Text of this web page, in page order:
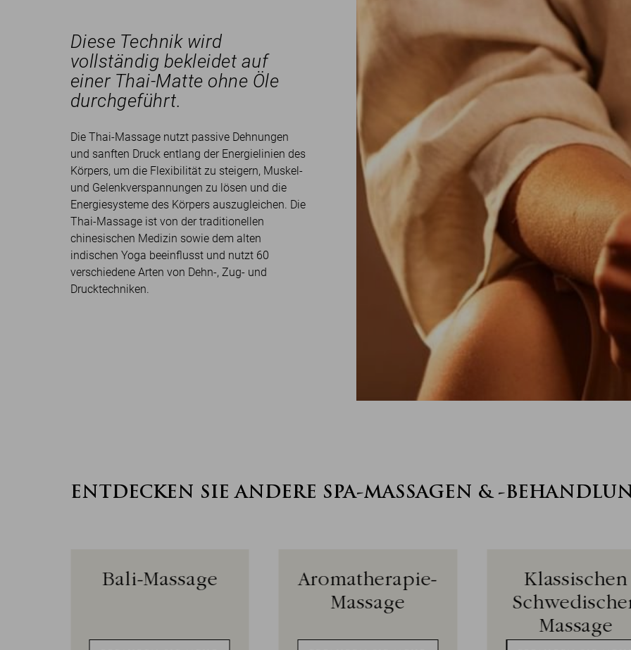
Diese Technik wird
vollständig bekleidet auf
einer Thai-Matte ohne Öle
durchgeführt.
Die Thai-Massage nutzt passive Dehnungen
und sanften Druck entlang der Energielinien des
Körpers, um die Flexibilität zu steigern, Muskel-
und Gelenkverspannungen zu lösen und die
Energiesysteme des Körpers auszugleichen. Die
Thai-Massage ist von der traditionellen
chinesischen Medizin sowie dem alten
indischen Yoga beeinflusst und nutzt 60
verschiedene Arten von Dehn-, Zug- und
Drucktechniken.
ENTDECKEN SIE ANDERE SPA-MASSAGEN & -
Bali-Massage
Aromatherapie-
Massage
Klassischen
Massage